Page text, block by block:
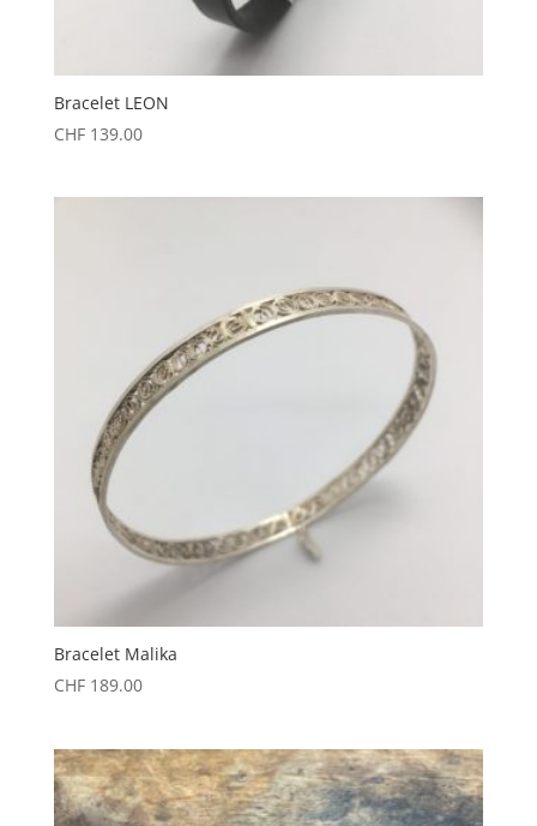
Bracelet LEON
CHF139.00
Bracelet Malika
CHF189.00